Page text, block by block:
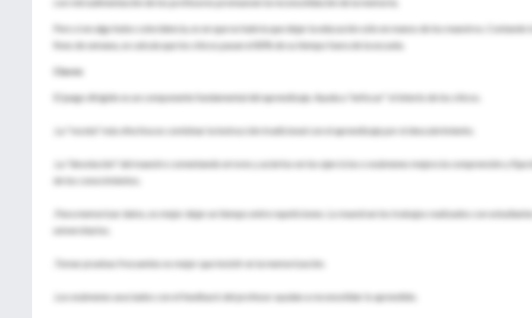
Pero si en algo hubo coincidencia, es en que no habría que dejar la educación sólo en manos de los maestros. Contando
fines de semana, se calcula que los chicos pasan el 80% de su tiempo fuera de la escuela.
Claves
El juego dirigido es un componente fundamental del aprendizaje. Ayuda a "enfocar" el interés de los chicos.
.La "receta" más efectiva es combinar la instrucción tradicional con el aprendizaje por el descubrimiento.
.La "devolución" del maestro comentando errores y aciertos en los ejercicios o exámenes mejora la comprensión y
de los conocimientos.
.Para memorizar datos, es mejor dejar un tiempo entre repeticiones. Lo muestran los trabajos realizados con estudiantes
universitarios.
.Tomar pruebas frecuentes es mejor que insistir en la memorización.
.Los exámenes asociados con el feedback del profesor ayudan a reconsolidar lo aprendido.